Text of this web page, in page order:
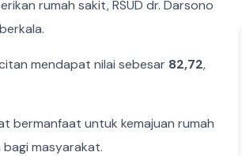
rumah sakit, RSUD dr. Darsono
mendapat nilai sebesar 82,72,
bermanfaat untuk kemajuan rumah
masyarakat.